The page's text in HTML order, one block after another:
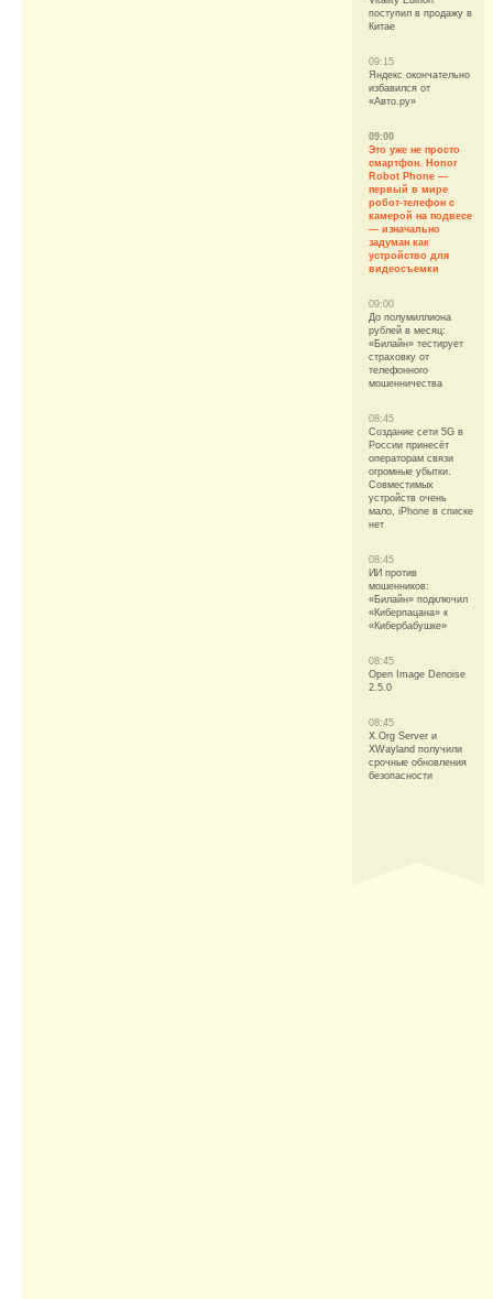
поступил в продажу в
Китае
09:15
Яндекс окончательно
избавился от
«Авто.ру»
09:00
Это уже не просто
смартфон. Honor
Robot Phone —
первый в мире
робот-телефон с
камерой на подвесе
— изначально
задуман как
устройство для
видеосъемки
09:00
До полумиллиона
рублей в месяц:
«Билайн» тестирует
страховку от
телефонного
мошенничества
08:45
Создание сети 5G в
России принесёт
операторам связи
огромные убытки.
Совместимых
устройств очень
мало, iPhone в списке
нет
08:45
ИИ против
мошенников:
«Билайн» подключил
«Киберпацана» к
«Кибербабушке»
08:45
Open Image Denoise
2.5.0
08:45
X.Org Server и
XWayland получили
срочные обновления
безопасности